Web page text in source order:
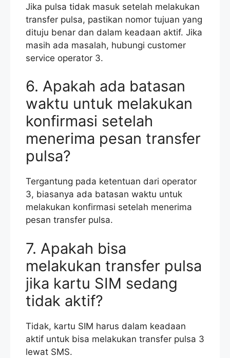
Jika pulsa tidak masuk setelah melakukan
transfer pulsa, pastikan nomor tujuan yang
dituju benar dan dalam keadaan aktif. Jika
masih ada masalah, hubungi customer
service operator 3.
6. Apakah ada batasan
waktu untuk melakukan
konfirmasi setelah
menerima pesan transfer
pulsa?
Tergantung pada ketentuan dari operator
3, biasanya ada batasan waktu untuk
melakukan konfirmasi setelah menerima
pesan transfer pulsa.
7. Apakah bisa
melakukan transfer pulsa
jika kartu SIM sedang
tidak aktif?
Tidak, kartu SIM harus dalam keadaan
aktif untuk bisa melakukan transfer pulsa 3
lewat SMS.